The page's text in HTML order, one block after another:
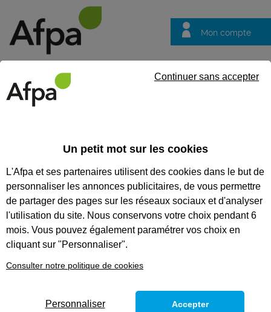
Mon compte
questions
Fil info
Semaine de
l'industrie 2024 :
Découvrez votre
futur métier !
cœur de l’industrie ! Rencontrez des
découvrez des formations à des métiers
d’avenir et qui recrutent.
Un petit mot sur les cookies
L'Afpa et ses partenaires utilisent des cookies dans le but de
personnaliser les annonces publicitaires, de vous permettre
de partager des pages sur les réseaux sociaux et d'analyser
l'utilisation du site. Nous conservons votre choix pendant 6
mois. Vous pouvez également paramétrer vos choix en
cliquant sur "Personnaliser".
Consulter notre politique de cookies
Continuer sans accepter
Personnaliser Accepter